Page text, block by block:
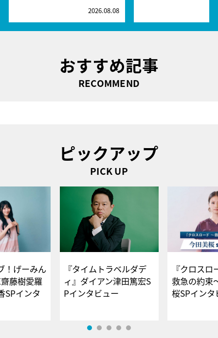
2026.08.08
おすすめ記事
RECOMMEND
ピックアップ
PICK UP
！げーみん
藤樹愛羅
SPインタ
『タイムトラベルダデ
ィ』ダイアン津田篤宏S
Pインタビュー
『クロス
救急の約束
桜SPイ